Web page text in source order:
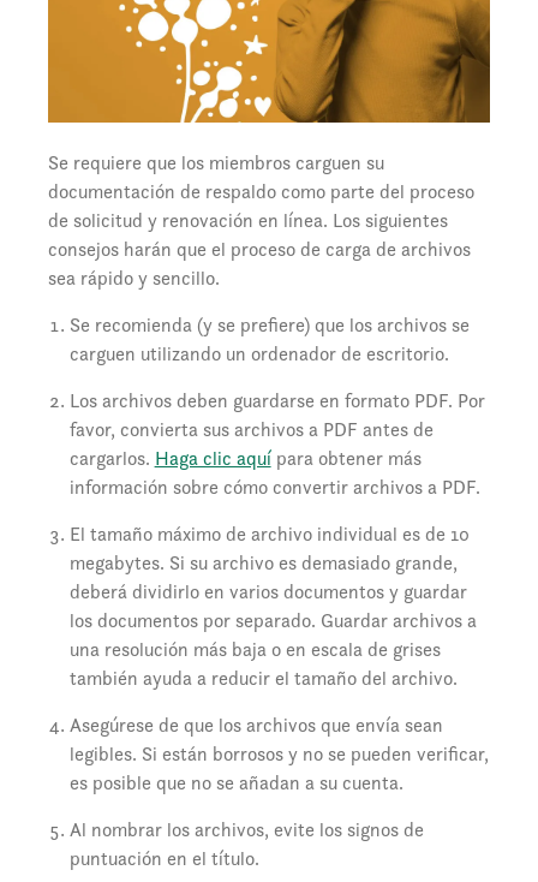
Se requiere que los miembros carguen su
documentación de respaldo como parte del proceso
de solicitud y renovación en línea. Los siguientes
consejos harán que el proceso de carga de archivos
sea rápido y sencillo.
Se recomienda (y se prefiere) que los archivos se
carguen utilizando un ordenador de escritorio.
Los archivos deben guardarse en formato PDF. Por
favor, convierta sus archivos a PDF antes de
cargarlos. Haga clic aquípara obtener más
información sobre cómo convertir archivos a PDF.
El tamaño máximo de archivo individual es de 10
megabytes. Si su archivo es demasiado grande,
deberá dividirlo en varios documentos y guardar
los documentos por separado. Guardar archivos a
una resolución más baja o en escala de grises
también ayuda a reducir el tamaño del archivo.
Asegúrese de que los archivos que envía sean
legibles. Si están borrosos y no se pueden verificar,
es posible que no se añadan a su cuenta.
Al nombrar los archivos, evite los signos de
puntuación en el título.